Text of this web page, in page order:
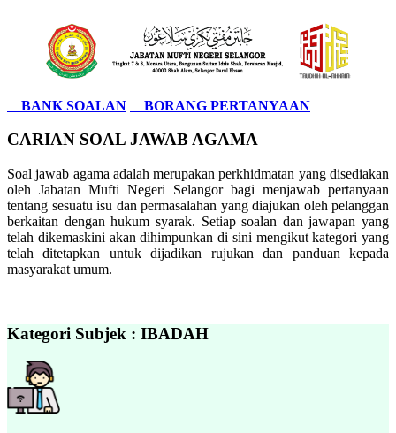
BANK SOALAN BORANG PERTANYAAN
CARIAN SOAL JAWAB AGAMA
Soal jawab agama adalah merupakan perkhidmatan yang disediakan
oleh Jabatan Mufti Negeri Selangor bagi menjawab pertanyaan
tentang sesuatu isu dan permasalahan yang diajukan oleh pelanggan
berkaitan dengan hukum syarak. Setiap soalan dan jawapan yang
telah dikemaskini akan dihimpunkan di sini mengikut kategori yang
telah ditetapkan untuk dijadikan rujukan dan panduan kepada
masyarakat umum.
Kategori Subjek : IBADAH